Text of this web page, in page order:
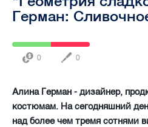
Герман:
0 0
Алина Герман - дизайнер,
костюмам. На сегодняшний
над более чем тремя сотнями